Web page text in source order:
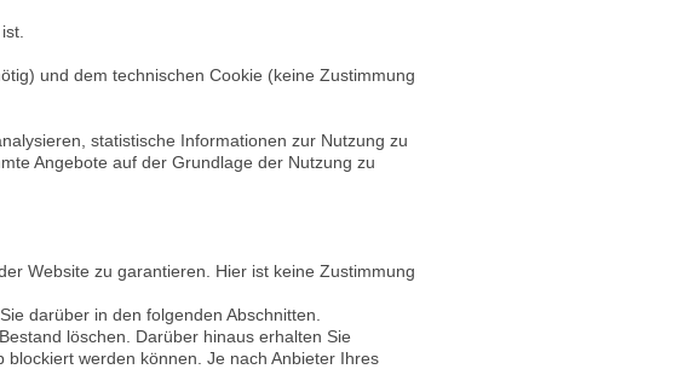
und dem technischen Cookie (keine Zustimmung
statistische Informationen zur Nutzung zu
Angebote auf der Grundlage der Nutzung zu
Website zu garantieren. Hier ist keine Zustimmung
darüber in den folgenden Abschnitten.
löschen. Darüber hinaus erhalten Sie
werden können. Je nach Anbieter Ihres